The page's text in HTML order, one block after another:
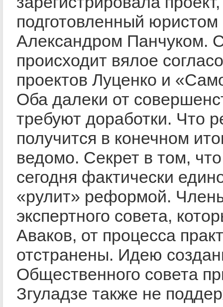
подготовленный юристом
Александром Панчуком.
происходит вялое
проектов Луценко и
Оба далеки от
требуют доработки. Что
получится в конечном
ведомо. Секрет в том,
сегодня фактически
«рулит» реформой.
экспертного совета,
Аваков, от процесса
отстранены. Идею
Общественного совета
Згуладзе также не